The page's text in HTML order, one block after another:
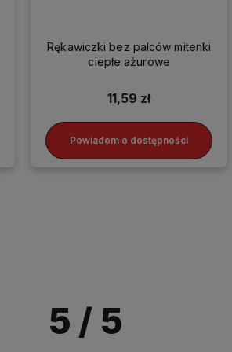
Rękawiczki bez palców mitenki
ciepłe ażurowe
11,59 zł
Powiadom o dostępności
5 / 5